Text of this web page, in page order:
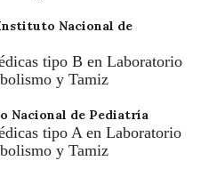
Nacional de
tipo B en Laboratorio
y Tamiz
Nacional de Pediatría
tipo A en Laboratorio
y Tamiz